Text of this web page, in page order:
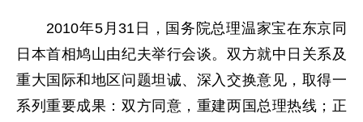
2010年5月31日，国务院总理温家宝在东京同
日本首相鸠山由纪夫举行会谈。双方就中日关系及
重大国际和地区问题坦诚、深入交换意见，取得一
系列重要成果：双方同意，重建两国总理热线；正